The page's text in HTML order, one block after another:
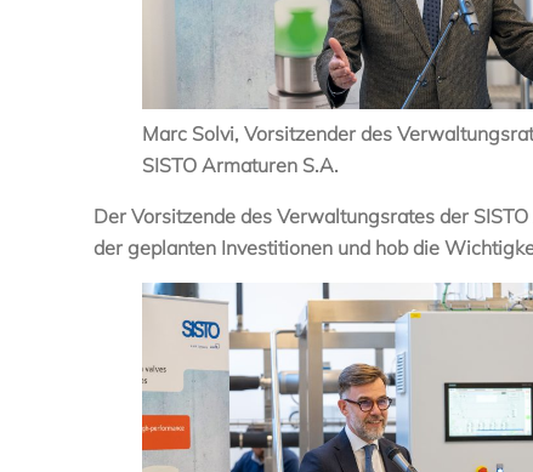
Marc Solvi, Vorsitzender des
SISTO Armaturen S.A.
Der Vorsitzende des Verwaltungsrates der
der geplanten Investitionen und hob die